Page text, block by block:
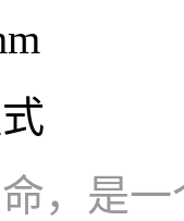
，是